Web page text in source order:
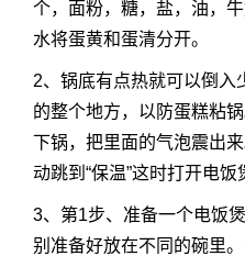
个，面粉，糖，盐，油，
水将蛋黄和蛋清分开。
2、锅底有点热就可以倒入
的整个地方，以防蛋糕粘
下锅，把里面的气泡震出
动跳到“保温”这时打开电饭
3、第1步、准备一个电饭
别准备好放在不同的碗里